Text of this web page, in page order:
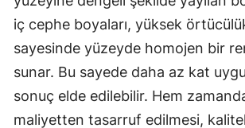
iç cephe boyaları, yüksek
sayesinde yüzeyde homojen bir
sunar. Bu sayede daha az kat
sonuç elde edilebilir. Hem
maliyetten tasarruf edilmesi,